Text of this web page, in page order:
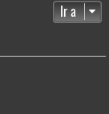
Ir a